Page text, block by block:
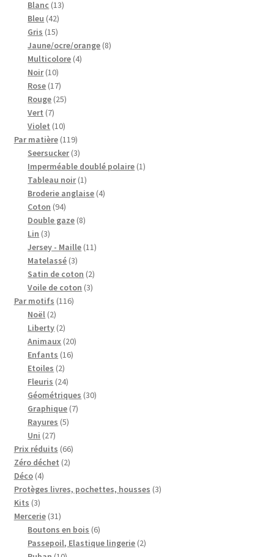
Blanc 1313
Bleu 4242
produits
Gris 1515
produits
Jaune/ocre/orange 88
Multicolore 44
Noir 1010
produits
Rose 1717
produits
Rouge 2525
Vert 77
produits
Violet 1010
produits
Par matière 119119
produits
Seersucker 33
produits
Imperméable doublé polaire 11
Tableau noir 11
produit
Broderie anglaise 44
Coton 9494
produits
Double gaze 88
Lin 33
produits
Jersey - Maille 1111
Matelassé 33
produits
Satin de coton 22
produits
Voile de coton 33
Par motifs 116116
Noël 22
produits
Liberty 22
produits
Animaux 2020
Enfants 1616
Etoiles 22
produits
Fleuris 2424
produits
Géométriques 3030
Graphique 77
Rayures 55
Uni 2727
produits
Prix réduits 6666
Zéro déchet 22
Déco 44
produits
Protèges livres, pochettes, housses 33
Kits 33
produits
Mercerie 3131
produits
Boutons en bois 66
produits
Passepoil, Elastique lingerie 22